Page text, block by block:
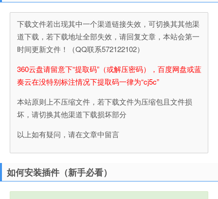
下载文件若出现其中一个渠道链接失效，可切换其其他渠
道下载，若下载地址全部失效，请回复文章，本站会第一
时间更新文件！（QQ联系572122102）
360云盘请留意下“提取码”（或解压密码），百度网盘或蓝
奏云在没特别标注情况下提取码一律为“cj5c”
本站原则上不压缩文件，若下载文件为压缩包且文件损
坏，请切换其他渠道下载损坏部分
以上如有疑问，请在文章中留言
如何安装插件（新手必看）